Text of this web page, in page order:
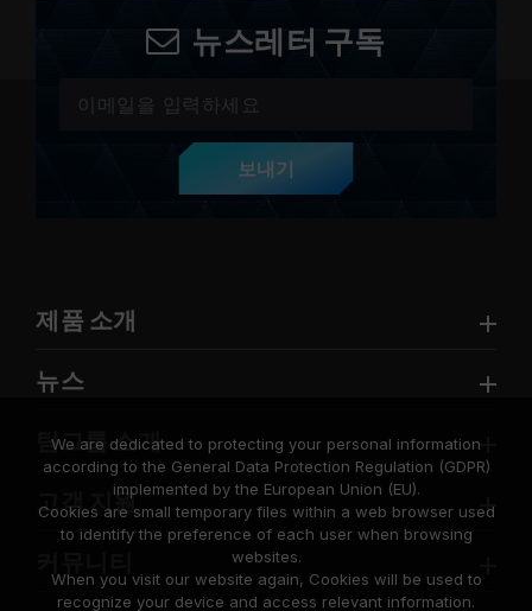
뉴스레터 구독
보내기
제품 소개
뉴스
팀그룹 소개
고객 지원
We are dedicated to protecting your personal information
according to the General Data Protection Regulation (GDPR)
implemented by the European Union (EU).
Cookies are small temporary files within a web browser used
to identify the preference of each user when browsing
websites.
When you visit our website again, Cookies will be used to
recognize your device and access relevant information.